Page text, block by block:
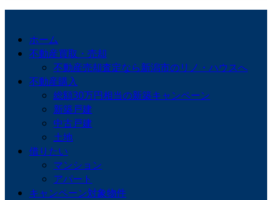
ホーム
不動産買取・売却
不動産売却査定なら新潟市のリノ・ハウスへ
不動産購入
総額30万円相当の新築キャンペーン
新築戸建
中古戸建
土地
借りたい
マンション
アパート
キャンペーン対象物件